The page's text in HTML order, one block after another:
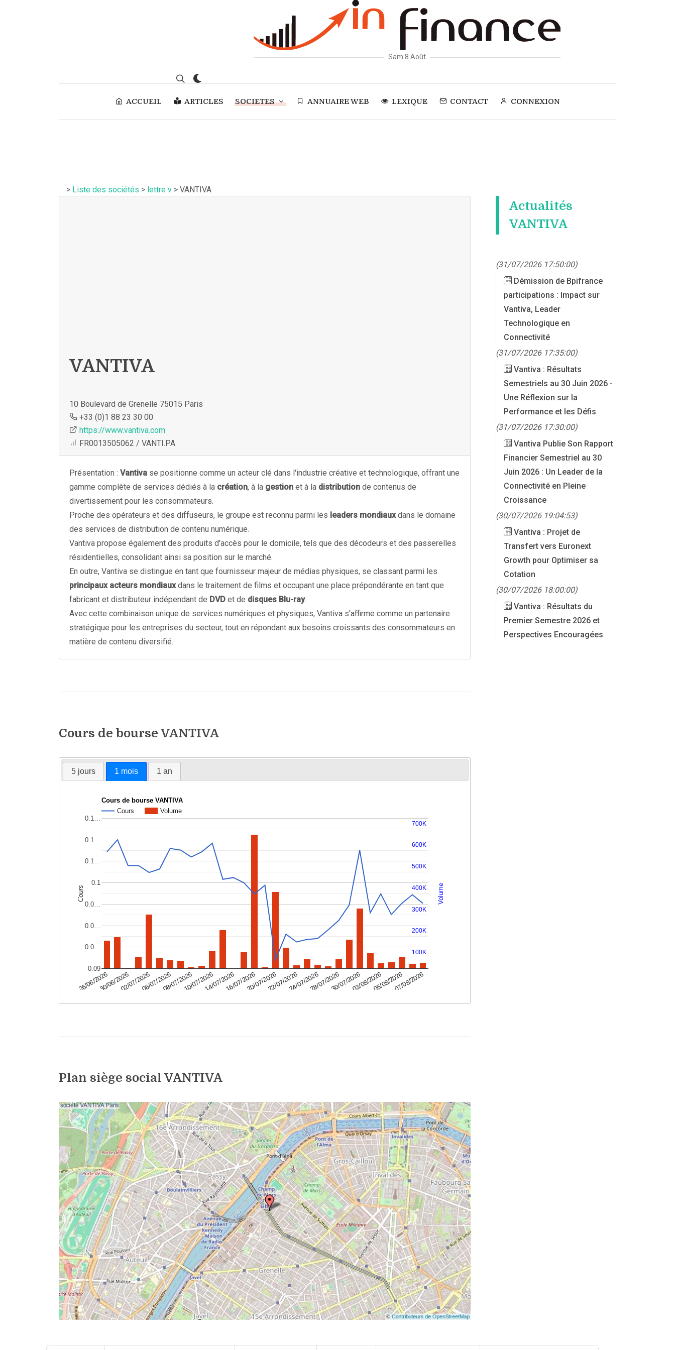
Sam 8 Août
ACCUEIL ARTICLES SOCIETES ANNUAIRE WEB LEXIQUE CONTACT CONNEXION
> Liste des sociétés > lettre v > VANTIVA
VANTIVA
10 Boulevard de Grenelle 75015 Paris
+33 (0)1 88 23 30 00
https://www.vantiva.com
FR0013505062 / VANTI.PA
Présentation : Vantiva se positionne comme un acteur clé dans l'industrie créative et technologique, offrant une
gamme complète de services dédiés à la création, à la gestion et à la distribution de contenus de
divertissement pour les consommateurs.
Proche des opérateurs et des diffuseurs, le groupe est reconnu parmi les leaders mondiauxdans le domaine
des services de distribution de contenu numérique.
Vantiva propose également des produits d'accès pour le domicile, tels que des décodeurs et des passerelles
résidentielles, consolidant ainsi sa position sur le marché.
En outre, Vantiva se distingue en tant que fournisseur majeur de médias physiques, se classant parmi les
principaux acteurs mondiauxdans le traitement de films et occupant une place prépondérante en tant que
fabricant et distributeur indépendant de DVD et de disques Blu-ray.
Avec cette combinaison unique de services numériques et physiques, Vantiva s'affirme comme un partenaire
stratégique pour les entreprises du secteur, tout en répondant aux besoins croissants des consommateurs en
matière de contenu diversifié.
Cours de bourse VANTIVA
5 jours 1 mois 1 an
Plan siège social VANTIVA
Actualités
VANTIVA
(31/07/2026 17:50:00)
Démission de Bpifrance
participations : Impact sur
Vantiva, Leader
Technologique en
Connectivité
(31/07/2026 17:35:00)
Vantiva : Résultats
Semestriels au 30 Juin 2026 -
Une Réflexion sur la
Performance et les Défis
(31/07/2026 17:30:00)
Vantiva Publie Son Rapport
Financier Semestriel au 30
Juin 2026 : Un Leader de la
Connectivité en Pleine
Croissance
(30/07/2026 19:04:53)
Vantiva : Projet de
Transfert vers Euronext
Growth pour Optimiser sa
Cotation
(30/07/2026 18:00:00)
Vantiva : Résultats du
Premier Semestre 2026 et
Perspectives Encouragées